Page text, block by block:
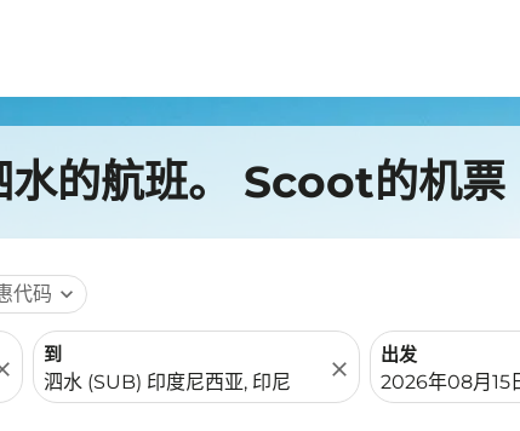
水的航班。 Scoot的机票
代码 expand_more
到
close
出发
fc-booking-
2026年08月15